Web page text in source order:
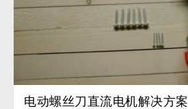
电动螺丝刀直流电机解决方案